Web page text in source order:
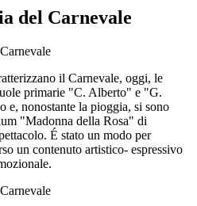
del Carnevale
il Carnevale, oggi, le
primarie "C. Alberto" e "G.
e, nonostante la pioggia, si sono
"Madonna della Rosa" di
É stato un modo per
un contenuto artistico- espressivo